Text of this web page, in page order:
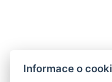
Informace o